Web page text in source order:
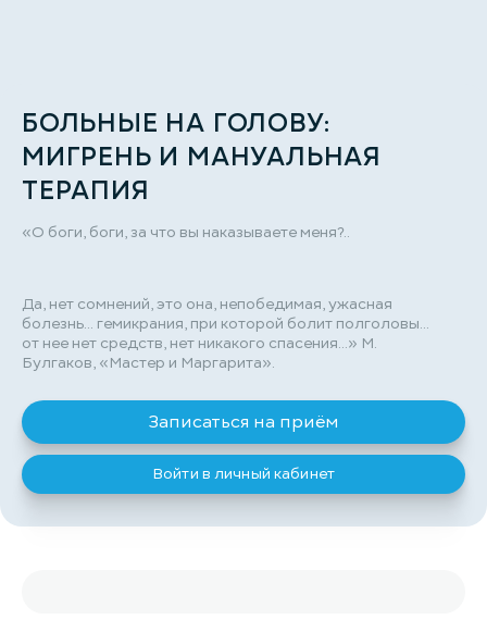
БОЛЬНЫЕ НА ГОЛОВУ:
МИГРЕНЬ И МАНУАЛЬНАЯ
ТЕРАПИЯ
«О боги, боги, за что вы наказываете меня?..
Да, нет сомнений, это она, непобедимая, ужасная
болезнь... гемикрания, при которой болит полголовы...
от нее нет средств, нет никакого спасения...» М.
Булгаков, «Мастер и Маргарита».
Записаться на приём
Войти в личный кабинет